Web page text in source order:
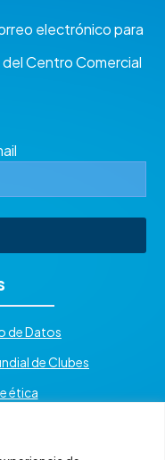
electrónico para
Centro Comercial
de Datos
de Clubes
ética